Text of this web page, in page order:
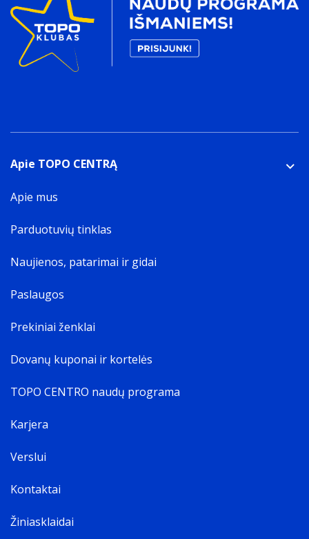
Apie TOPO CENTRĄ
Apie mus
Parduotuvių tinklas
Naujienos, patarimai ir gidai
Paslaugos
Prekiniai ženklai
Dovanų kuponai ir kortelės
TOPO CENTRO naudų programa
Karjera
Verslui
Kontaktai
Žiniasklaidai